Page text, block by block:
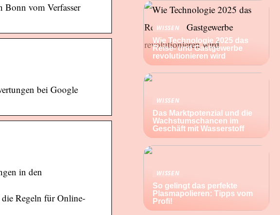
vom Verfasser
bei Google
in den
Regeln für Online-
WISSEN
Wie Technologie 2025 das
Reise- und Gastgewerbe
revolutionieren wird
WISSEN
Das Marktpotenzial und die
Wachstumschancen im
Geschäft mit Wasserstoff
WISSEN
So gelingt das perfekte
Plasmapolieren: Tipps vom
Profi!